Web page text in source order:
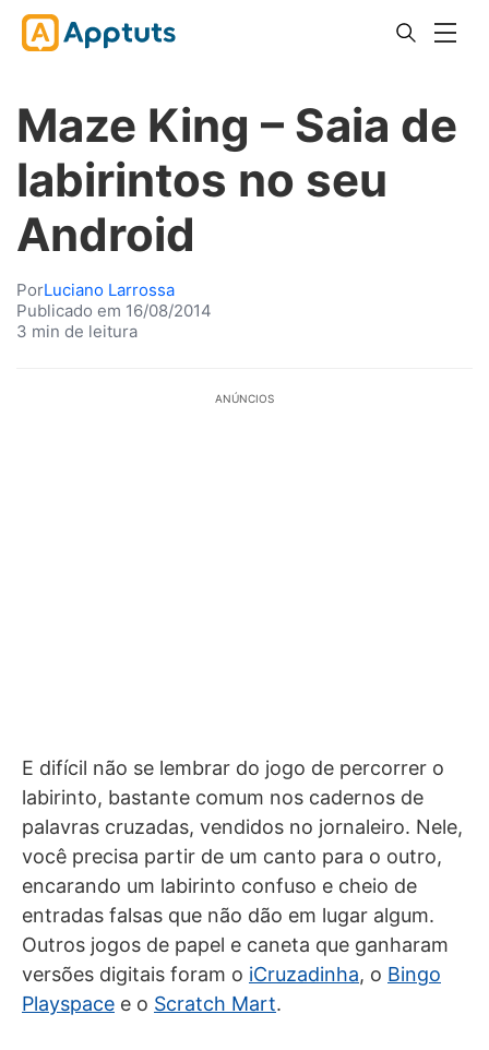
Maze King – Saia de
labirintos no seu
Android
PorLuciano Larrossa
Publicado em 16/08/2014
3 min de leitura
ANÚNCIOS
E difícil não se lembrar do jogo de percorrer o
labirinto, bastante comum nos cadernos de
palavras cruzadas, vendidos no jornaleiro. Nele,
você precisa partir de um canto para o outro,
encarando um labirinto confuso e cheio de
entradas falsas que não dão em lugar algum.
Outros jogos de papel e caneta que ganharam
versões digitais foram o iCruzadinha, o Bingo
Playspace e o Scratch Mart.